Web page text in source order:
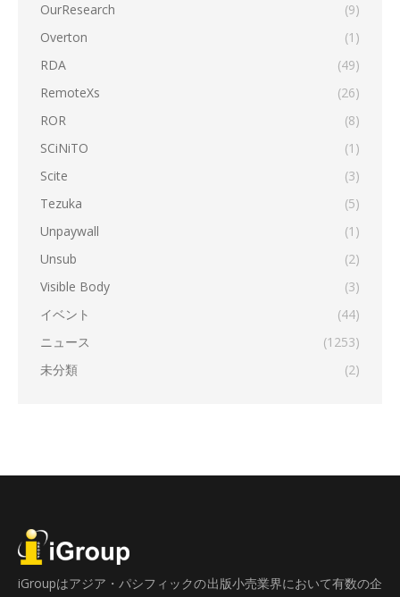
OurResearch
(9)
Overton
(1)
RDA
(49)
RemoteXs
(26)
ROR
(8)
SCiNiTO
(1)
Scite
(3)
Tezuka
(5)
Unpaywall
(1)
Unsub
(2)
Visible Body
(3)
イベント
(44)
ニュース
(1253)
未分類
(2)
iGroupはアジア・パシフィックの出版小売業界において有数の企